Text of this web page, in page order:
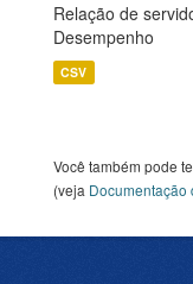
Relação de
Desempenho
CSV
Você também pode
(veja Documentação